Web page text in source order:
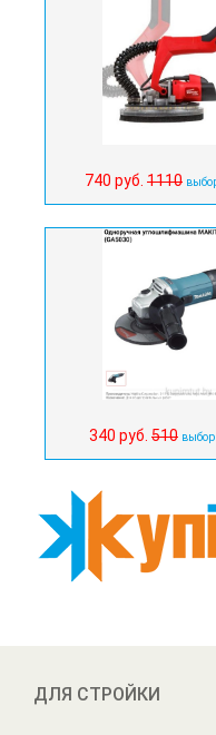
740 руб. 1110
340 руб. 510 выбор
ДЛЯ СТРОЙКИ